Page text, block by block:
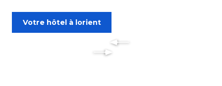
Votre hôtel à lorient